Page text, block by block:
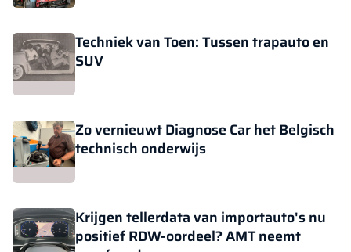
Techniek van Toen: Tussen trapauto en
SUV
Zo vernieuwt Diagnose Car het Belgisch
technisch onderwijs
Krijgen tellerdata van importauto's nu
positief RDW-oordeel? AMT neemt